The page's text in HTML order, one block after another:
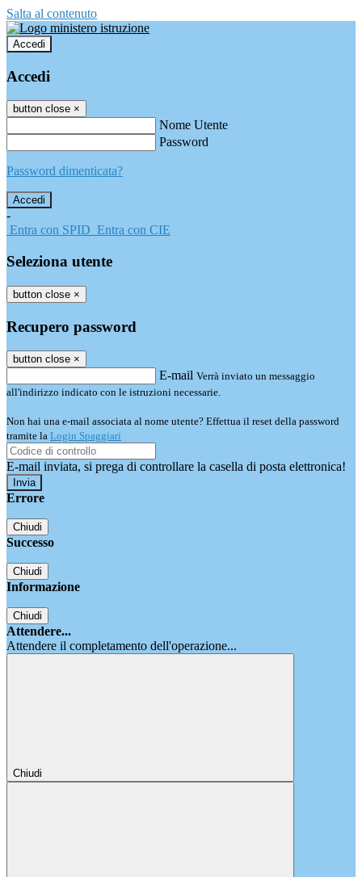
Salta al contenuto
Accedi
Accedi
button close ×
Nome Utente
Password
Password dimenticata?
-
Entra con SPID Entra con CIE
Seleziona utente
button close ×
Recupero password
button close ×
E-mail Verrà inviato un messaggio
all'indirizzo indicato con le istruzioni necessarie.
Non hai una e-mail associata al nome utente? Effettua il reset della password
tramite la Login Spaggiari
E-mail inviata, si prega di controllare la casella di posta elettronica!
Errore
Chiudi
Successo
Chiudi
Informazione
Chiudi
Attendere...
Attendere il completamento dell'operazione...
Chiudi